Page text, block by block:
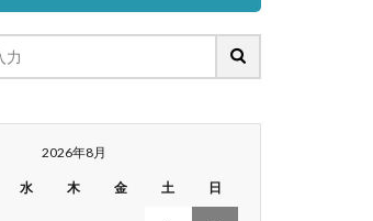
2026年8月
水 木 金 土 日